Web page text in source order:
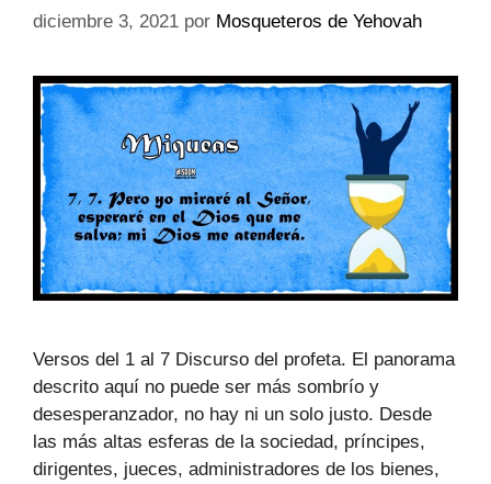
diciembre 3, 2021 por Mosqueteros de Yehovah
Versos del 1 al 7 Discurso del profeta. El panorama
descrito aquí no puede ser más sombrío y
desesperanzador, no hay ni un solo justo. Desde
las más altas esferas de la sociedad, príncipes,
dirigentes, jueces, administradores de los bienes,